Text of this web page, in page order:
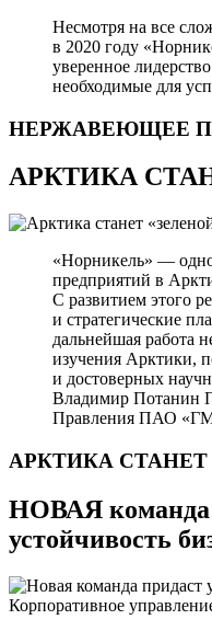
Несмотря на все
в 2020 году
уверенное
необходимые для
НЕРЖАВЕЮЩЕЕ
АРКТИКА
«Норникель» —
предприятий в
С развитием этого
и стратегические
дальнейшая работа
изучения Арктики,
и достоверных
Владимир Потанин
Правления ПАО
АРКТИКА СТАНЕТ
НОВАЯ команда
устойчивость
Корпоративное